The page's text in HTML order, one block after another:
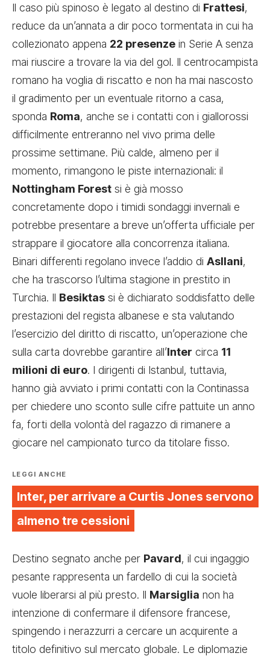
Il caso più spinoso è legato al destino di Frattesi,
reduce da un’annata a dir poco tormentata in cui ha
collezionato appena 22 presenze in Serie A senza
mai riuscire a trovare la via del gol. Il centrocampista
romano ha voglia di riscatto e non ha mai nascosto
il gradimento per un eventuale ritorno a casa,
sponda Roma, anche se i contatti con i giallorossi
difficilmente entreranno nel vivo prima delle
prossime settimane. Più calde, almeno per il
momento, rimangono le piste internazionali: il
Nottingham Forest si è già mosso
concretamente dopo i timidi sondaggi invernali e
potrebbe presentare a breve un’offerta ufficiale per
strappare il giocatore alla concorrenza italiana.
Binari differenti regolano invece l’addio di Asllani,
che ha trascorso l’ultima stagione in prestito in
Turchia. Il Besiktas si è dichiarato soddisfatto delle
prestazioni del regista albanese e sta valutando
l’esercizio del diritto di riscatto, un’operazione che
sulla carta dovrebbe garantire all’Inter circa 11
milioni di euro. I dirigenti di Istanbul, tuttavia,
hanno già avviato i primi contatti con la Continassa
per chiedere uno sconto sulle cifre pattuite un anno
fa, forti della volontà del ragazzo di rimanere a
giocare nel campionato turco da titolare fisso.
LEGGI ANCHE
Inter, per arrivare a Curtis Jones servono
almeno tre cessioni
Destino segnato anche per Pavard, il cui ingaggio
pesante rappresenta un fardello di cui la società
vuole liberarsi al più presto. Il Marsiglia non ha
intenzione di confermare il difensore francese,
spingendo i nerazzurri a cercare un acquirente a
titolo definitivo sul mercato globale. Le diplomazie